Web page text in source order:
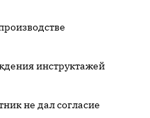
инструктажей
не дал согласие